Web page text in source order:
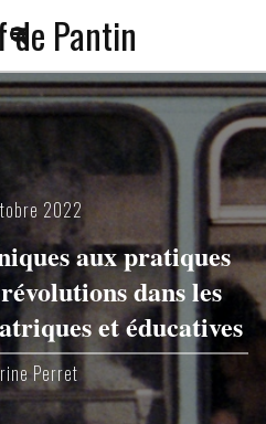
a
de Pantin
f
2022
aux pratiques
dans les
et éducatives
Perret